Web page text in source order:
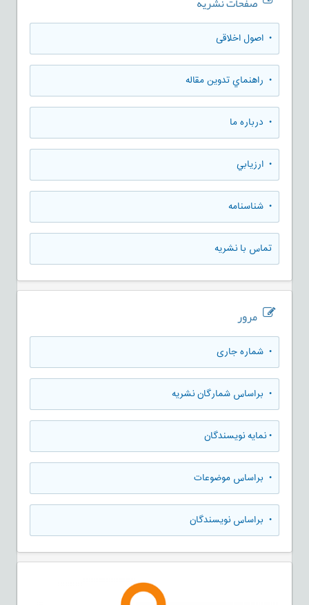
• اصول اخلاقی
• راهنماي تدوين مقاله
• درباره ما
• ارزيابي
• شناسنامه
تماس با نشریه
مرور
• شماره جاری
• براساس شمارگان نشریه
•نمایه نویسندگان
• براساس موضوعات
• براساس نویسندگان